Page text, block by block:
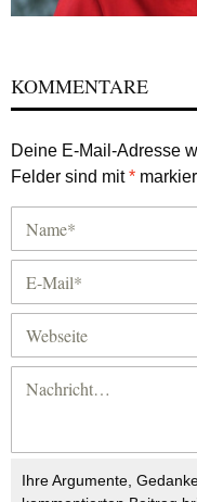
KOMMENTARE
Deine E-Mail-Adresse
Felder sind mit*
Ihre Argumente,